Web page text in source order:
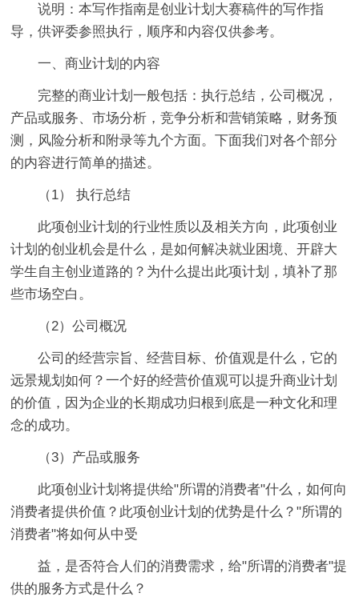
说明：本写作指南是创业计划大赛稿件的写作指
导，供评委参照执行，顺序和内容仅供参考。
一、商业计划的内容
完整的商业计划一般包括：执行总结，公司概况，
产品或服务、市场分析，竞争分析和营销策略，财务预
测，风险分析和附录等九个方面。下面我们对各个部分
的内容进行简单的描述。
（1） 执行总结
此项创业计划的行业性质以及相关方向，此项创业
计划的创业机会是什么，是如何解决就业困境、开辟大
学生自主创业道路的？为什么提出此项计划，填补了那
些市场空白。
（2）公司概况
公司的经营宗旨、经营目标、价值观是什么，它的
远景规划如何？一个好的经营价值观可以提升商业计划
的价值，因为企业的长期成功归根到底是一种文化和理
念的成功。
（3）产品或服务
此项创业计划将提供给"所谓的消费者"什么，如何向
消费者提供价值？此项创业计划的优势是什么？"所谓的
消费者"将如何从中受
益，是否符合人们的消费需求，给"所谓的消费者"提
供的服务方式是什么？